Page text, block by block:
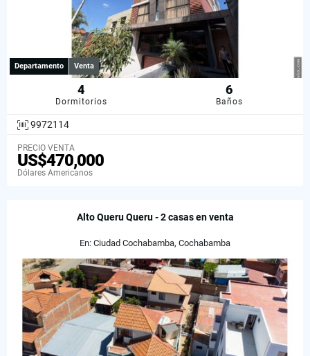
Departamento Venta
4
Dormitorios
6
Baños
9972114
PRECIO VENTA
US$470,000
Dólares Americanos
Alto Queru Queru - 2 casas en venta
En: Ciudad Cochabamba, Cochabamba